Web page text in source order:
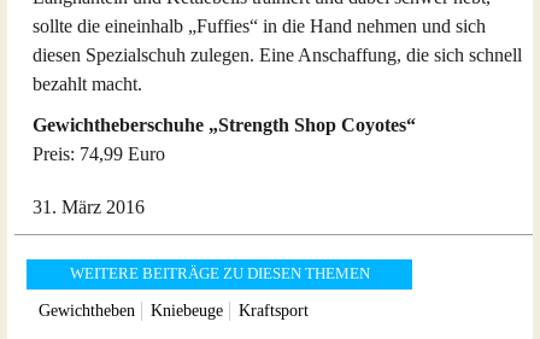
sollte die eineinhalb „Fuffies“ in die Hand nehmen und sich
diesen Spezialschuh zulegen. Eine Anschaffung, die sich schnell
bezahlt macht.
Gewichtheberschuhe „Strength Shop Coyotes“
Preis: 74,99 Euro
31. März 2016
WEITERE BEITRÄGE ZU DIESEN THEMEN
Gewichtheben Kniebeuge Kraftsport